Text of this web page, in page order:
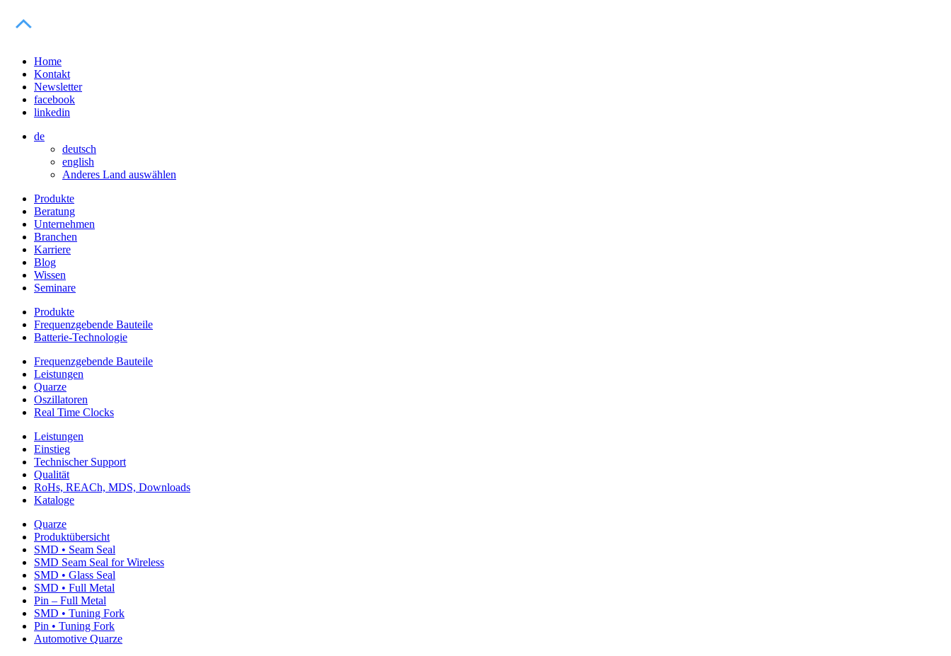
Home
Kontakt
Newsletter
facebook
linkedin
de
deutsch
english
Anderes Land auswählen
Produkte
Beratung
Unternehmen
Branchen
Karriere
Blog
Wissen
Seminare
Produkte
Frequenzgebende Bauteile
Batterie-Technologie
Frequenzgebende Bauteile
Leistungen
Quarze
Oszillatoren
Real Time Clocks
Leistungen
Einstieg
Technischer Support
Qualität
RoHs, REACh, MDS, Downloads
Kataloge
Quarze
Produktübersicht
SMD • Seam Seal
SMD Seam Seal for Wireless
SMD • Glass Seal
SMD • Full Metal
Pin – Full Metal
SMD • Tuning Fork
Pin • Tuning Fork
Automotive Quarze